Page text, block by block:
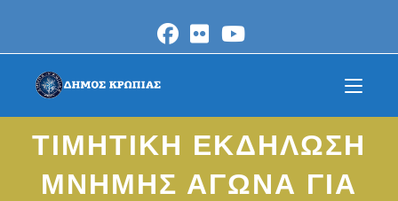
content
ΤΙΜΗΤΙΚΗ ΕΚΔΗΛΩΣΗ
ΜΝΗΜΗΣ ΑΓΩΝΑ ΓΙΑ